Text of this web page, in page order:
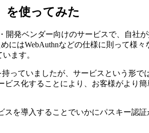
を使ってみた
開発ベンダー向けのサービスで、自社
はWebAuthnなどの仕様に則って様々
ます。
っていましたが、サービスという形
ビス化することにより、お客様がより
スを導入することでいかにパスキー認